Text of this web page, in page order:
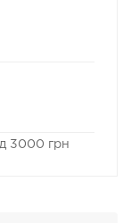
3000 грн